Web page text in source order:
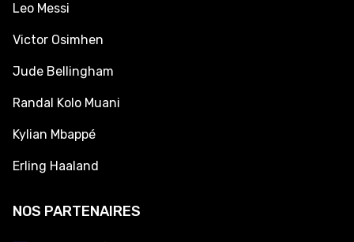
Leo Messi
Victor Osimhen
Jude Bellingham
Randal Kolo Muani
Kylian Mbappé
Erling Haaland
NOS PARTENAIRES